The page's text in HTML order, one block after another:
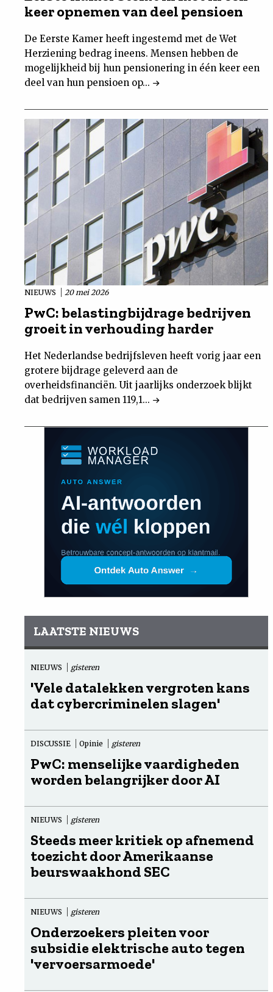
keer opnemen van deel pensioen
De Eerste Kamer heeft ingestemd met de Wet
Herziening bedrag ineens. Mensen hebben de
mogelijkheid bij hun pensionering in één keer een
deel van hun pensioen op...
NIEUWS 20 mei 2026
PwC: belastingbijdrage bedrijven
groeit in verhouding harder
Het Nederlandse bedrijfsleven heeft vorig jaar een
grotere bijdrage geleverd aan de
overheidsfinanciën. Uit jaarlijks onderzoek blijkt
dat bedrijven samen 119,1...
LAATSTE NIEUWS
NIEUWS gisteren
'Vele datalekken vergroten kans
dat cybercriminelen slagen'
DISCUSSIE Opinie gisteren
PwC: menselijke vaardigheden
worden belangrijker door AI
NIEUWS gisteren
Steeds meer kritiek op afnemend
toezicht door Amerikaanse
beurswaakhond SEC
NIEUWS gisteren
Onderzoekers pleiten voor
subsidie elektrische auto tegen
'vervoersarmoede'